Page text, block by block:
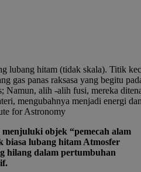
lubang hitam (tidak skala). Titik
gas panas raksasa yang begitu
Namun, alih -alih fusi, mereka
mengubahnya menjadi energi
for Astronomy
objek “pemecah alam
biasa lubang hitam Atmosfer
hilang dalam pertumbuhan